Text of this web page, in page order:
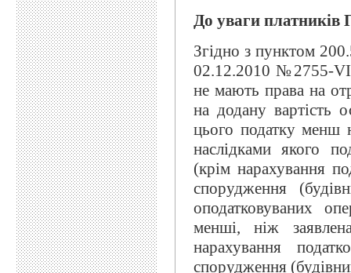
До уваги
Згідно з пунктом
02.12.2010 №2755-VІ
не мають права на
на додану вартість
цього податку менш
наслідками якого
(крім нарахування
спорудження
оподатковуваних
менші, ніж
нарахування
спорудження